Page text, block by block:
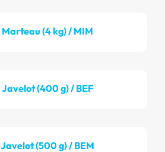
Marteau (4 kg) / MIM
Javelot (400 g) / BEF
Javelot (500 g) / BEM